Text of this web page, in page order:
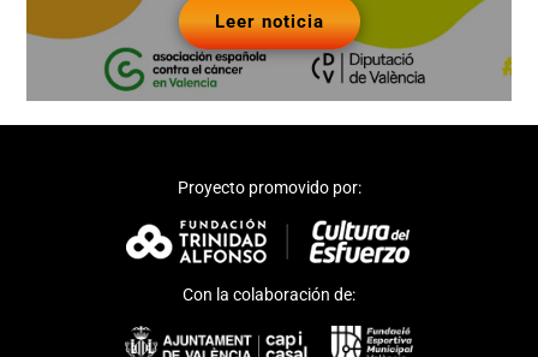
Leer noticia
Proyecto promovido por:
Con la colaboración de: